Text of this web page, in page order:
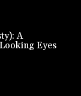
A
Eyes